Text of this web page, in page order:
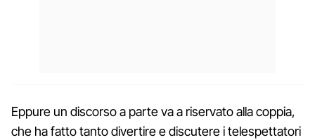
Eppure un discorso a parte va a riservato alla coppia,
che ha fatto tanto divertire e discutere i telespettatori